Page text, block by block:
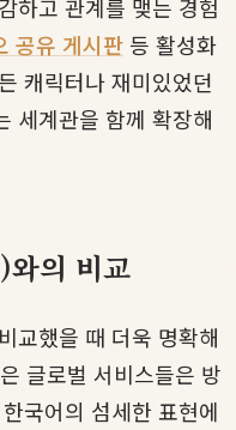
하고 관계를 맺는 경험
공유 게시판 등 활성화
캐릭터나 재미있었던
세계관을 함께 확장해
의 비교
교했을 때 더욱 명확해
글로벌 서비스들은 방
국어의 섬세한 표현에